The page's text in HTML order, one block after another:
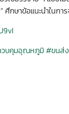
ศึกษาข้อแนะนำในก
บคุมอุณหภูมิ #ขนส่